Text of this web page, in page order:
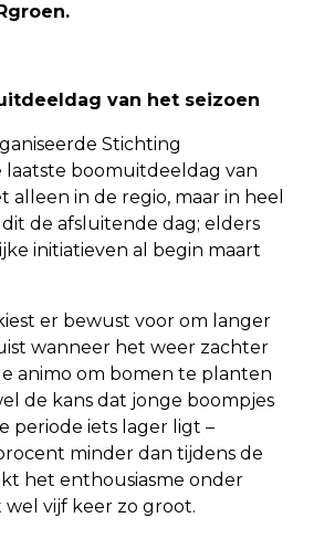
van het seizoen
Stichting
laatste boomuitdeeldag van
alleen in de regio, maar in heel
de afsluitende dag; elders
initiatieven al begin maart
er bewust voor om langer
wanneer het weer zachter
animo om bomen te planten
de kans dat jonge boompjes
periode iets lager ligt –
minder dan tijdens de
het enthousiasme onder
vijf keer zo groot.